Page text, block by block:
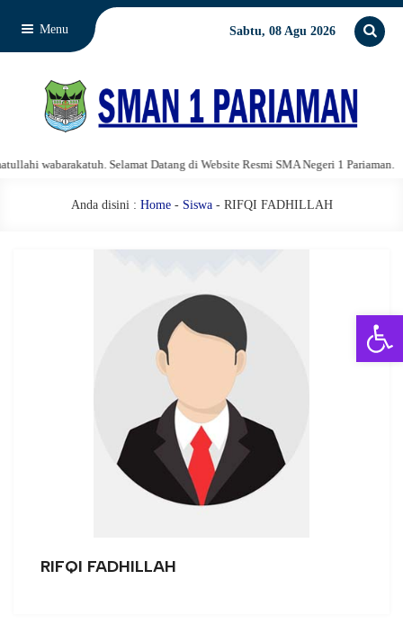
Menu Sabtu, 08 Agu 2026
wabarakatuh. Selamat Datang di Website Resmi SMA Negeri 1 Pariaman.
Anda disini : Home- Siswa- RIFQI FADHILLAH
RIFQI FADHILLAH